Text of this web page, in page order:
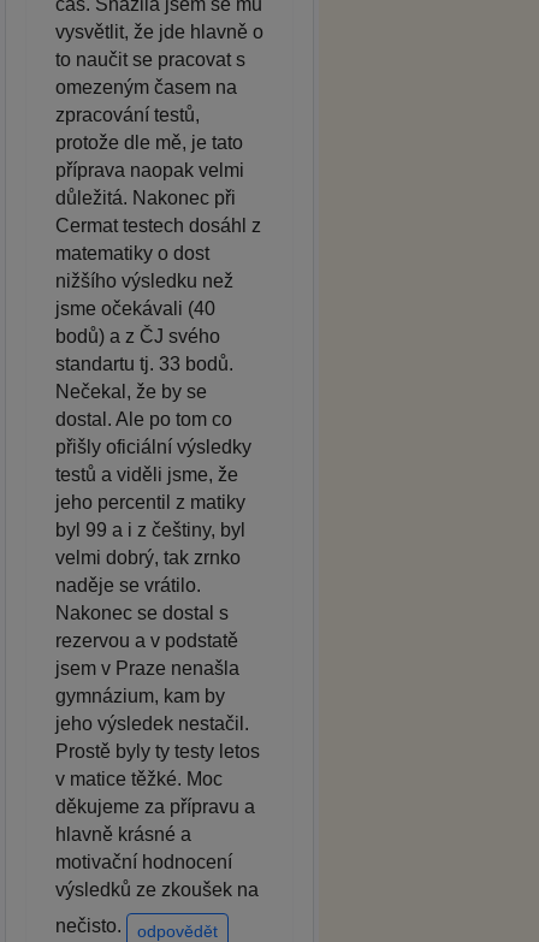
vysvětlit, že jde hlavně o
to naučit se pracovat s
omezeným časem na
zpracování testů,
protože dle mě, je tato
příprava naopak velmi
důležitá. Nakonec při
Cermat testech dosáhl z
matematiky o dost
nižšího výsledku než
jsme očekávali (40
bodů) a z ČJ svého
standartu tj. 33 bodů.
Nečekal, že by se
dostal. Ale po tom co
přišly oficiální výsledky
testů a viděli jsme, že
jeho percentil z matiky
byl 99 a i z češtiny, byl
velmi dobrý, tak zrnko
naděje se vrátilo.
Nakonec se dostal s
rezervou a v podstatě
jsem v Praze nenašla
gymnázium, kam by
jeho výsledek nestačil.
Prostě byly ty testy letos
v matice těžké. Moc
děkujeme za přípravu a
hlavně krásné a
motivační hodnocení
výsledků ze zkoušek na
nečisto.
odpovědět